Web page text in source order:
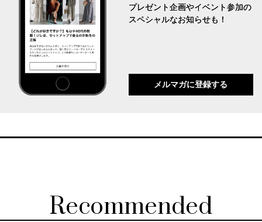
プレゼント企画やイベント参加の
スペシャルなお知らせも！
メルマガに登録する
Recommended